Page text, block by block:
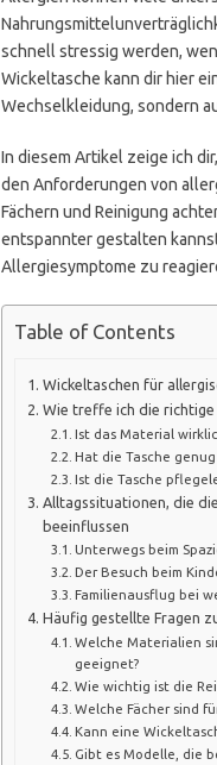
schnell stressig werden,
Wickeltasche kann dir hier
Wechselkleidung, sondern
In diesem Artikel zeige ich
den Anforderungen von
Fächern und Reinigung
entspannter gestalten
Allergiesymptome zu
Table of Contents
Wickeltaschen für
Wie treffe ich die richtige
Ist das Material
Hat die Tasche
Ist die Tasche
Alltagssituationen, die
beeinflussen
Unterwegs beim
Der Besuch beim
Familienausflug bei
Häufig gestellte Fragen
Welche Materialien
geeignet?
Wie wichtig ist die
Welche Fächer sind
Kann eine
Gibt es Modelle, die